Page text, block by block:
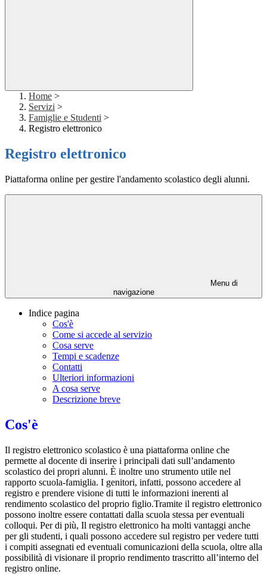
Home >
Servizi >
Famiglie e Studenti >
Registro elettronico
Registro elettronico
Piattaforma online per gestire l'andamento scolastico degli alunni.
Menu di
navigazione
Indice pagina
Cos'è
Come si accede al servizio
Cosa serve
Tempi e scadenze
Contatti
Ulteriori informazioni
A cosa serve
Descrizione breve
Cos'è
Il registro elettronico scolastico è una piattaforma online che
permette al docente di inserire i principali dati sull’andamento
scolastico dei propri alunni. È inoltre uno strumento utile nel
rapporto scuola-famiglia. I genitori, infatti, possono accedere al
registro e prendere visione di tutti le informazioni inerenti al
rendimento scolastico del proprio figlio.Tramite il registro elettronico
possono inoltre essere contattati dalla scuola stessa per eventuali
colloqui. Per di più, Il registro elettronico ha molti vantaggi anche
per gli studenti, i quali possono accedere sul registro per vedere tutti
i compiti assegnati ed eventuali comunicazioni della scuola, oltre alla
possibilità di visionare il proprio rendimento trascritto all’interno del
registro online.